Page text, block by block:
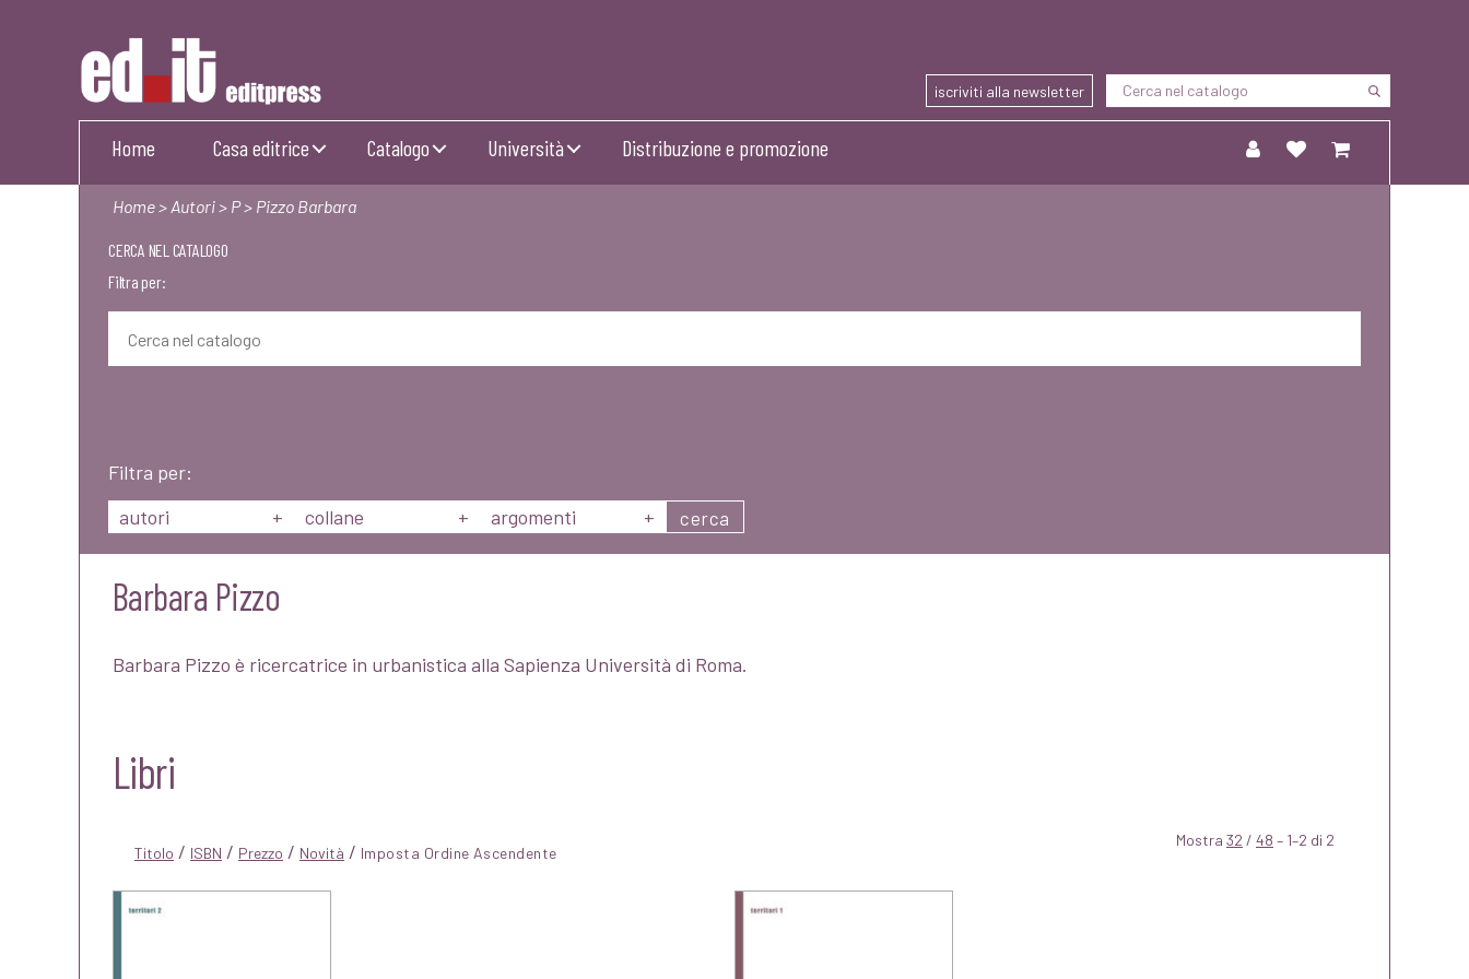
Editpress
iscriviti alla newsletter
Home Casa editrice Catalogo Università Distribuzione e promozione
Home> Autori> P> Pizzo Barbara
CERCA NEL CATALOGO
Filtra per:
Filtra per:
autori
+ collane + argomenti + cerca
Barbara Pizzo
Barbara Pizzo è ricercatrice in urbanistica alla Sapienza Università di Roma.
Libri
Titolo / ISBN / Prezzo / Novità / Mostra 32 / 48 – 1–2 di 2